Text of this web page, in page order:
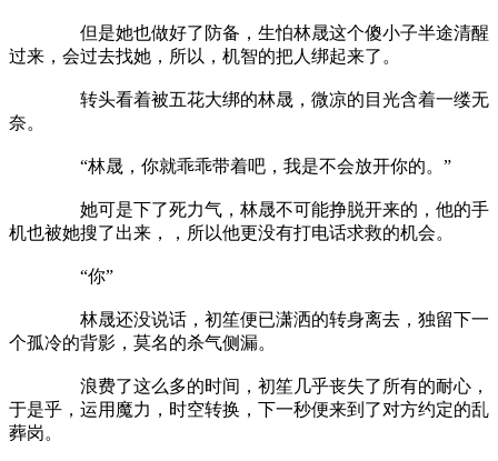
但是她也做好了防备，生怕林晟这个傻小子半途清醒
过来，会过去找她，所以，机智的把人绑起来了。
转头看着被五花大绑的林晟，微凉的目光含着一缕无
奈。
“林晟，你就乖乖带着吧，我是不会放开你的。”
她可是下了死力气，林晟不可能挣脱开来的，他的手
机也被她搜了出来，，所以他更没有打电话求救的机会。
“你”
林晟还没说话，初笙便已潇洒的转身离去，独留下一
个孤冷的背影，莫名的杀气侧漏。
浪费了这么多的时间，初笙几乎丧失了所有的耐心，
于是乎，运用魔力，时空转换，下一秒便来到了对方约定的乱
葬岗。